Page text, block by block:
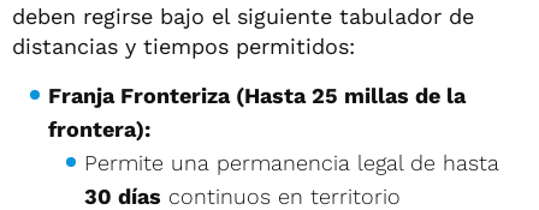
deben regirse bajo el siguiente tabulador de
distancias y tiempos permitidos:
Franja Fronteriza (Hasta 25 millas de la
frontera):
Permite una permanencia legal de hasta
30 días continuos en territorio